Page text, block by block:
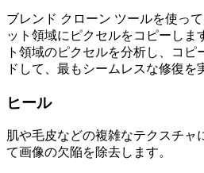
ブレンド クローン ツールを使っ
ット領域にピクセルをコピーしま
ト領域のピクセルを分析し、コ
ドして、最もシームレスな修復を
ヒール
肌や毛皮などの複雑なテクスチャ
て画像の欠陥を除去します。